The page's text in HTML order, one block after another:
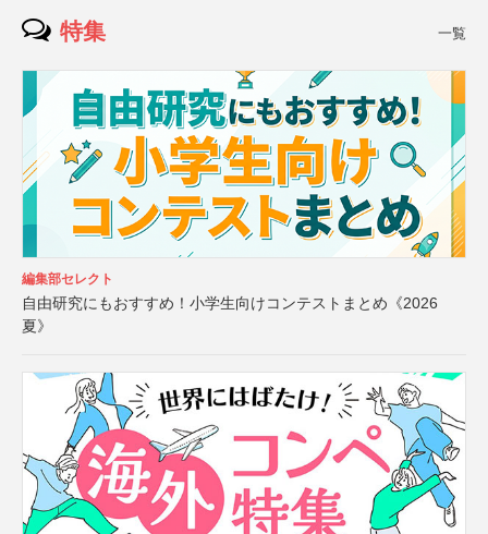
特集 一覧
編集部セレクト
自由研究にもおすすめ！小学生向けコンテストまとめ《2026
夏》